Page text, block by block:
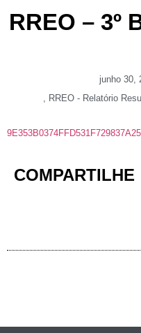
RREO – 3º
junho 30,
, RREO - Relatório
COMPARTILHE